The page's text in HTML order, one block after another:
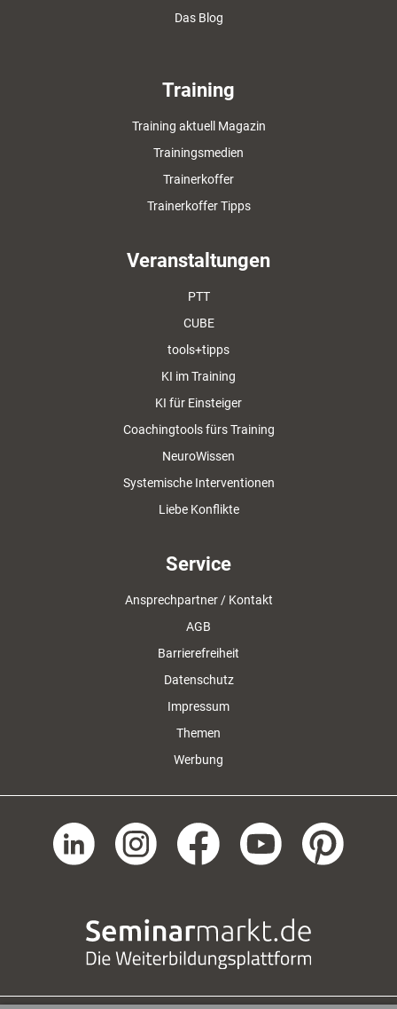
Das Blog
Training
Training aktuell Magazin
Trainingsmedien
Trainerkoffer
Trainerkoffer Tipps
Veranstaltungen
PTT
CUBE
tools+tipps
KI im Training
KI für Einsteiger
Coachingtools fürs Training
NeuroWissen
Systemische Interventionen
Liebe Konflikte
Service
Ansprechpartner / Kontakt
AGB
Barrierefreiheit
Datenschutz
Impressum
Themen
Werbung